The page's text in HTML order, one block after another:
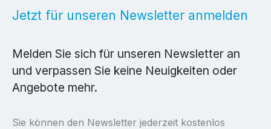
Jetzt für unseren Newsletter anmelden
Melden Sie sich für unseren Newsletter an
und verpassen Sie keine Neuigkeiten oder
Angebote mehr.
Sie können den Newsletter jederzeit kostenlos